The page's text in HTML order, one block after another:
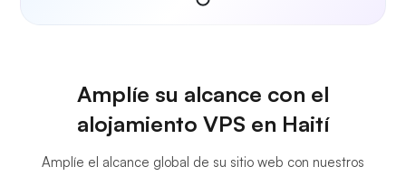
Amplíe su alcance con el
alojamiento VPS en Haití
Amplíe el alcance global de su sitio web con nuestros